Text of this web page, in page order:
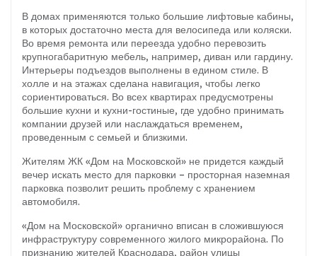
В домах применяются только большие лифтовые кабины,
в которых достаточно места для велосипеда или коляски.
Во время ремонта или переезда удобно перевозить
крупногабаритную мебель, например, диван или гардину.
Интерьеры подъездов выполнены в едином стиле. В
холле и на этажах сделана навигация, чтобы легко
сориентироваться. Во всех квартирах предусмотрены
большие кухни и кухни-гостиные, где удобно принимать
компании друзей или наслаждаться временем,
проведенным с семьей и близкими.
Жителям ЖК «Дом на Московской» не придется каждый
вечер искать место для парковки – просторная наземная
парковка позволит решить проблему с хранением
автомобиля.
«Дом на Московской» органично вписан в сложившуюся
инфраструктуру современного жилого микрорайона. По
признанию жителей Краснодара, район улицы